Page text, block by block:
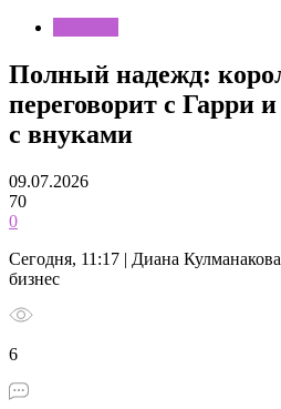
Полный надежд:
переговорит с Гарри
с внуками
09.07.2026
70
0
Сегодня, 11:17 | Диана
бизнес
6